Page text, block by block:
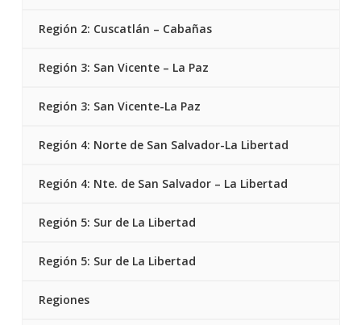
Región 2: Cuscatlán – Cabañas
Región 3: San Vicente – La Paz
Región 3: San Vicente-La Paz
Región 4: Norte de San Salvador-La Libertad
Región 4: Nte. de San Salvador – La Libertad
Región 5: Sur de La Libertad
Región 5: Sur de La Libertad
Regiones